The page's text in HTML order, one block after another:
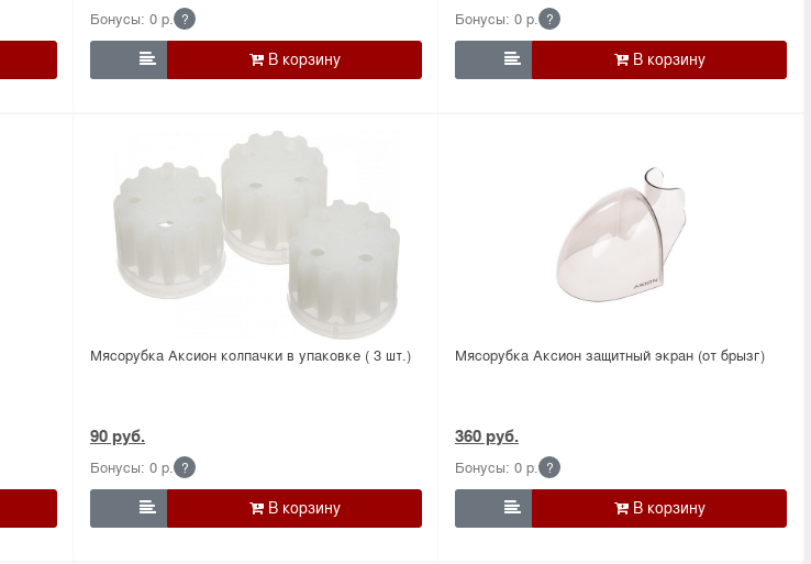
Бонусы: 0 р. ?

Бонусы: 0 р. ?

Мясорубка Аксион колпачки в упаковке ( 3 шт.)
90 руб.
Бонусы: 0 р. ?

Мясорубка Аксион защитный экран (от брызг)
360 руб.
Бонусы: 0 р. ?
